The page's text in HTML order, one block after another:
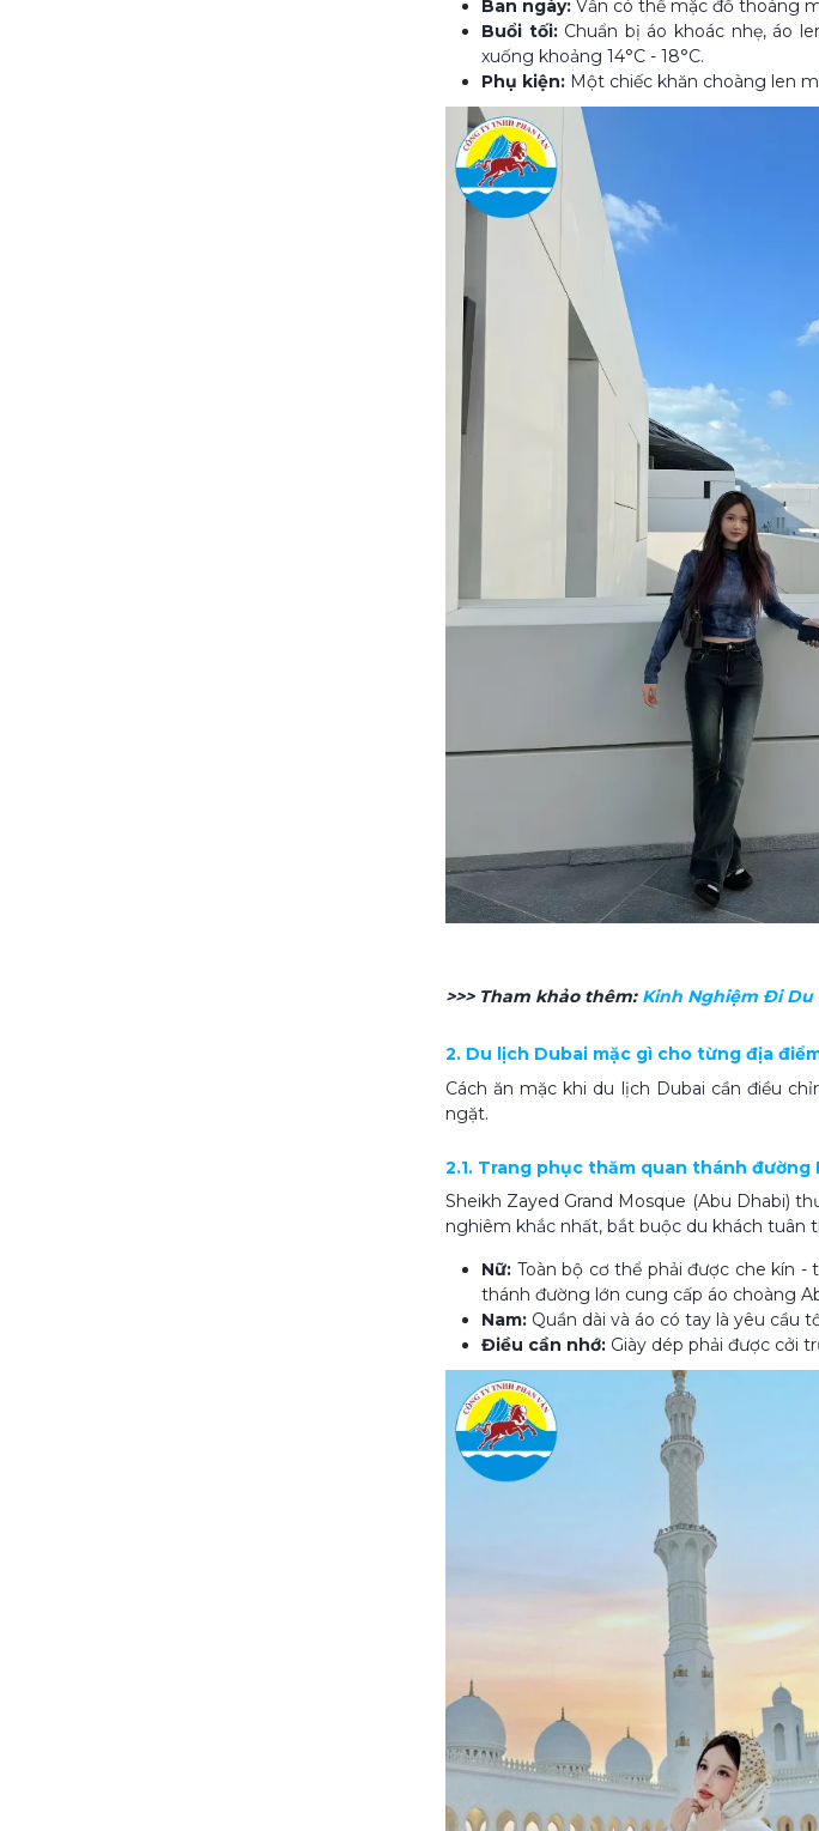
Ban ngày: Vẫn có thể mặc đồ thoáng
Buổi tối:Chuẩn bị áo khoác nhẹ, áo
xuống khoảng 14°C - 18°C.
Phụ kiện: Một chiếc khăn choàng len
>>> Tham khảo thêm: Kinh Nghiệm Đi Du
2. Du lịch Dubai mặc gì cho từng địa
Cách ăn mặc khi du lịch Dubai cần điều
ngặt.
2.1. Trang phục thăm quan thánh đường
Sheikh Zayed Grand Mosque (Abu Dhabi)
nghiêm khắc nhất, bắt buộc du khách tuân
Nữ: Toàn bộ cơ thể phải được che kín
thánh đường lớn cung cấp áo choàng
Nam: Quần dài và áo có tay là yêu cầu
Điều cần nhớ: Giày dép phải được cởi